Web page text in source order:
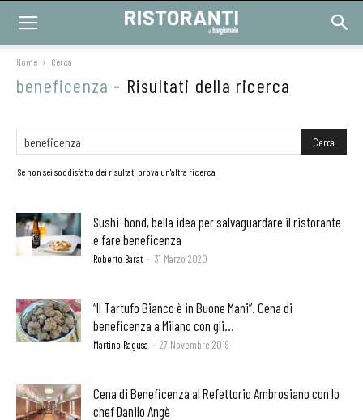
Home Cerca
beneficenza - Risultati della ricerca
Se non sei soddisfatto dei risultati prova un'altra ricerca
Sushi-bond, bella idea per salvaguardare il ristorante
e fare beneficenza
Roberto Barat - 31 Marzo 2020
“Il Tartufo Bianco è in Buone Mani”. Cena di
beneficenza a Milano con gli...
Martino Ragusa - 27 Novembre 2019
Cena di Beneficenza al Refettorio Ambrosiano con lo
chef Danilo Angè